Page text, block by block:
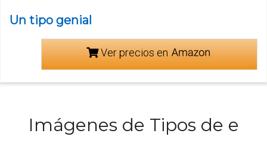
Un tipo genial
Ver precios en
Imágenes de Tipos de e